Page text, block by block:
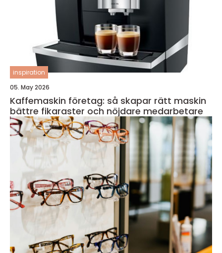
inspiration
05. May 2026
Kaffemaskin företag: så skapar rätt maskin
bättre fikaraster och nöjdare medarbetare